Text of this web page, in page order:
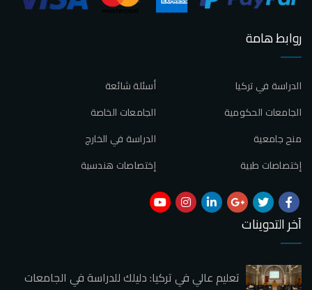
روابط هامة
أسئلة شائعة
الدراسة في تركيا
الجامعات الخاصة
الجامعات الحكومية
الدراسة في الخارج
منح جامعية
إختصاصات هندسية
إختصاصات طبية
آخر التدوينات
تعليم عالي في تركيا: دليلك للدراسة في الجامعات